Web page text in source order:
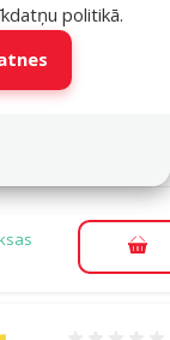
politikā.
Oriģinālā
49,99 €
Cena
35,98 €
100 g: 0,4 €